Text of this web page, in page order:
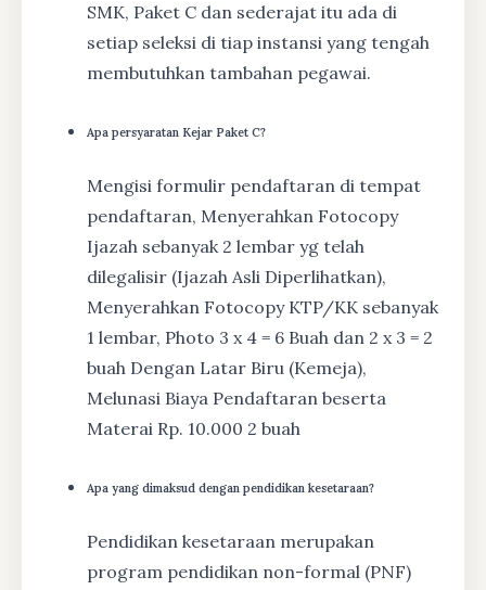
SMK, Paket C dan sederajat itu ada di
setiap seleksi di tiap instansi yang tengah
membutuhkan tambahan pegawai.
Apa persyaratan Kejar Paket C?
Mengisi formulir pendaftaran di tempat
pendaftaran, Menyerahkan Fotocopy
Ijazah sebanyak 2 lembar yg telah
dilegalisir (Ijazah Asli Diperlihatkan),
Menyerahkan Fotocopy KTP/KK sebanyak
1 lembar, Photo 3 x 4 = 6 Buah dan 2 x 3 = 2
buah Dengan Latar Biru (Kemeja),
Melunasi Biaya Pendaftaran beserta
Materai Rp. 10.000 2 buah
Apa yang dimaksud dengan pendidikan kesetaraan?
Pendidikan kesetaraan merupakan
program pendidikan non-formal (PNF)